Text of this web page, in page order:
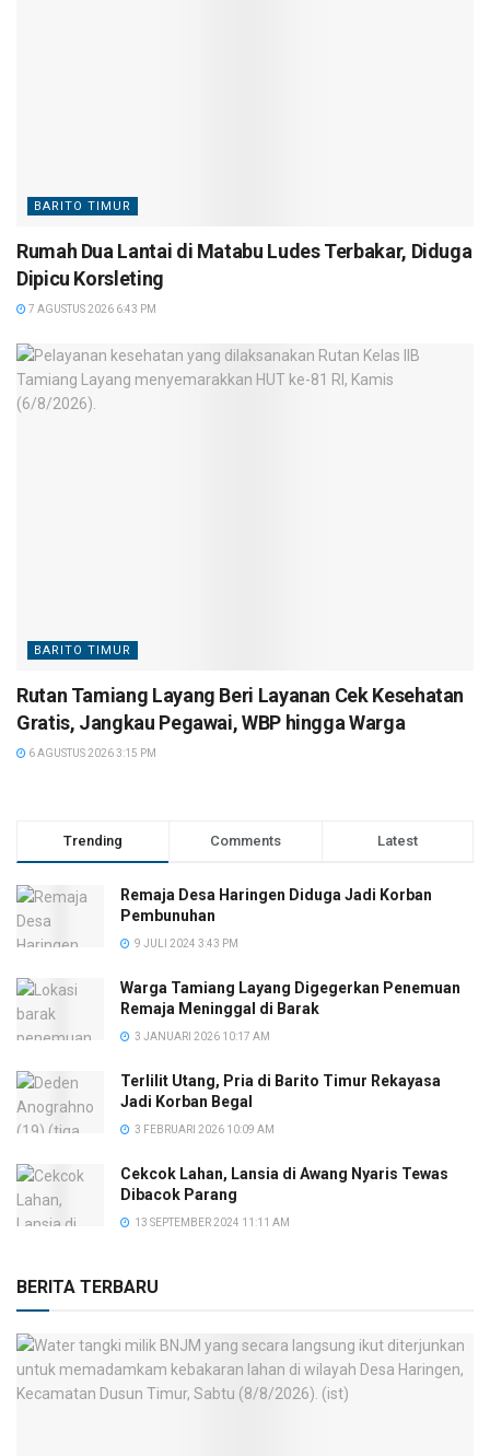
BARITO TIMUR
Rumah Dua Lantai di Matabu Ludes Terbakar, Diduga
Dipicu Korsleting
7 AGUSTUS 2026 6:43 PM
BARITO TIMUR
Rutan Tamiang Layang Beri Layanan Cek Kesehatan
Gratis, Jangkau Pegawai, WBP hingga Warga
6 AGUSTUS 2026 3:15 PM
Trending Comments Latest
Remaja Desa Haringen Diduga Jadi Korban
Pembunuhan
9 JULI 2024 3:43 PM
Warga Tamiang Layang Digegerkan Penemuan
Remaja Meninggal di Barak
3 JANUARI 2026 10:17 AM
Terlilit Utang, Pria di Barito Timur Rekayasa
Jadi Korban Begal
3 FEBRUARI 2026 10:09 AM
Cekcok Lahan, Lansia di Awang Nyaris Tewas
Dibacok Parang
13 SEPTEMBER 2024 11:11 AM
BERITA TERBARU